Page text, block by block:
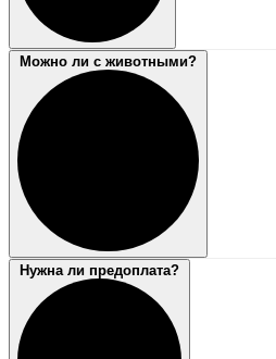
Можно ли с животными?
Нужна ли предоплата?